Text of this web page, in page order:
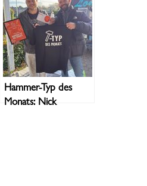
Hammer-Typ des
Monats: Nick